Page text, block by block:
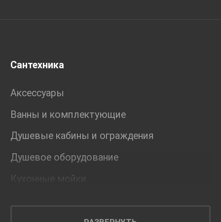
Сантехника
Аксессуары
Ванны и комплектующие
Душевые кабины и ограждения
Душевое оборудование
Кухонные мойки